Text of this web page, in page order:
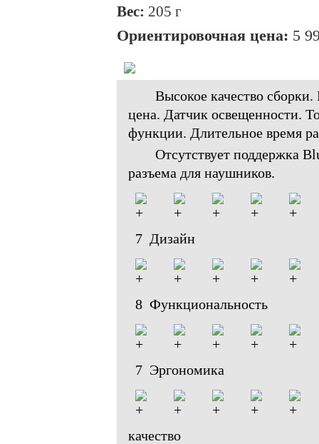
Вес: 205 г
Ориентировочная цена: 5
Высокое качество
цена. Датчик освещенности.
функции. Длительное время
Отсутствует поддержка
разъема для наушников.
7 Дизайн
8 Функциональность
7 Эргономика
качество